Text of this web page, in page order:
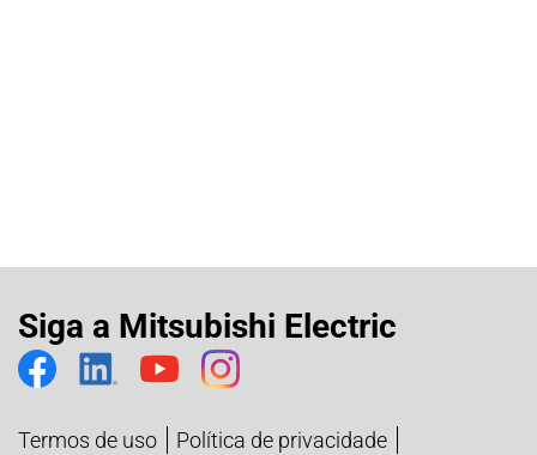
Siga a Mitsubishi Electric
Termos de uso
Política de privacidade